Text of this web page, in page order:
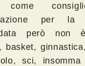
come
per
però non
basket,
sci,